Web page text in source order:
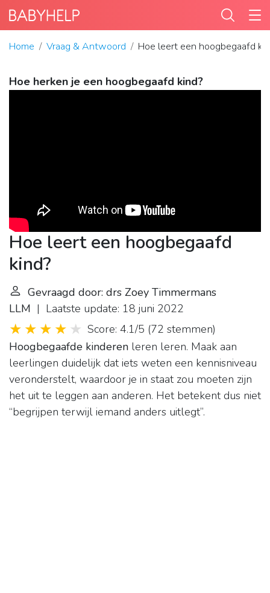
Home Vraag & Antwoord Hoe leert een hoogbegaafd
Hoe herken je een hoogbegaafd kind?
Hoe leert een hoogbegaafd
kind?
Gevraagd door: drs Zoey Timmermans
LLM | Laatste update: 18 juni 2022
Score: 4.1/5 (72 stemmen)
Hoogbegaafde kinderen leren leren. Maak aan
leerlingen duidelijk dat iets weten een kennisniveau
veronderstelt, waardoor je in staat zou moeten zijn
het uit te leggen aan anderen. Het betekent dus niet
“begrijpen terwijl iemand anders uitlegt”.